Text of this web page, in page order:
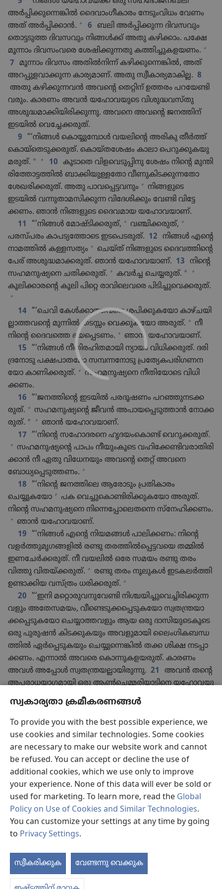
സ്വകാര്യതാ ക്രമീകരണങ്ങൾ
To provide you with the best possible experience, we
use cookies and similar technologies. Some cookies
are necessary to make our website work and cannot
be refused. You can accept or decline the use of
additional cookies, which we use only to improve
your experience. None of this data will ever be sold or
used for marketing. To learn more, read the Global
Policy on Use of Cookies and Similar Technologies.
You can customize your settings at any time by going
to Privacy Settings.
സ്വീകരിക്കുക വേണ്ടന്നു വെക്കുക
അർപ്പി​ക്കുന്നെ​ങ്കിൽ ദൈവാം​ഗീ​കാ​രം നേടും​വി​ധം വേണം
അത്‌ അർപ്പി​ക്കാൻ. + 6 ബലി അർപ്പി​ക്കുന്ന ദിവസ​വും
തൊട്ട​ടുത്ത ദിവസ​വും നിങ്ങൾക്ക്‌ അതു കഴിക്കാം. പക്ഷേ
മൂന്നാം ദിവസം​വരെ ശേഷി​ക്കു​ന്നതു കത്തിച്ചു​ക​ള​യണം. +
7 മൂന്നാം ദിവസം അതിൽനി​ന്ന്‌ കഴിക്കുന്നെ​ങ്കിൽ, അത്‌
അറപ്പു​ള​വാ​ക്കുന്ന കാര്യ​മാണ്‌. അതു സ്വീകാ​ര്യ​മാ​കില്ല. 8
അതു കഴിക്കു​ന്നവൻ അവന്റെ തെറ്റിന്‌ ഉത്തരം പറയേ​ണ്ടി​
വ​രും. കാരണം അവൻ യഹോ​വ​യു​ടെ വിശു​ദ്ധ​വ​സ്‌തു
അശുദ്ധ​മാ​ക്കി​യി​രി​ക്കു​ന്നു. അവനെ അവന്റെ ജനത്തിന്‌
ഇടയിൽ വെച്ചേ​ക്ക​രുത്‌.
9 “‘നിങ്ങൾ കൊയ്യു​മ്പോൾ വയലിന്റെ അരികു തീർത്ത്‌
കൊയ്‌തെ​ടു​ക്ക​രുത്‌. കൊയ്‌ത​ശേഷം കാലാ പെറു​ക്കു​ക​യു​
മ​രുത്‌. * + 10 കൂടാതെ വിള​വെ​ടു​പ്പി​നു ശേഷം നിന്റെ മുന്തി​
രിത്തോ​ട്ട​ത്തിൽ ബാക്കി​യു​ള്ള​തോ വീണു​കി​ട​ക്കു​ന്ന​തോ
ശേഖരി​ക്ക​രുത്‌. അതു പാവപ്പെട്ടവനും + നിങ്ങളു​ടെ
ഇടയിൽ വന്നുതാ​മ​സി​ക്കുന്ന വിദേ​ശി​ക്കും വേണ്ടി വിട്ടേ​
ക്കണം. ഞാൻ നിങ്ങളു​ടെ ദൈവ​മായ യഹോ​വ​യാണ്‌.
11
“‘നിങ്ങൾ മോഷ്ടി​ക്ക​രുത്‌, + വഞ്ചിക്ക​രുത്‌, +
പരസ്‌പരം കാപട്യത്തോ​ടെ ഇടപെ​ട​രുത്‌. 12 നിങ്ങൾ എന്റെ
നാമത്തിൽ കള്ളസത്യം + ചെയ്‌ത്‌ നിങ്ങളു​ടെ ദൈവ​ത്തി​ന്റെ
പേര്‌ അശുദ്ധ​മാ​ക്ക​രുത്‌. ഞാൻ യഹോ​വ​യാണ്‌. 13 നിന്റെ
സഹമനു​ഷ്യ​നെ ചതിക്ക​രുത്‌. + കവർച്ച ചെയ്യരു​ത്‌. * +
കൂലി​ക്കാ​രന്റെ കൂലി പിറ്റെ രാവിലെ​വരെ പിടി​ച്ചുവെ​ക്ക​രുത്‌.
+
14 “‘ചെവി കേൾക്കാ​ത്ത​വനെ ശപിക്കു​ക​യോ കാഴ്‌ച​യി​
ല്ലാ​ത്ത​വന്റെ മുന്നിൽ തടസ്സം വെക്കു​ക​യോ അരുത്‌. + നീ
നിന്റെ ദൈവത്തെ ഭയപ്പെ​ടണം. + ഞാൻ യഹോ​വ​യാണ്‌.
15 “‘നിങ്ങൾ നീതി​ര​ഹി​ത​മാ​യി ന്യായം വിധി​ക്ക​രുത്‌. ദരി​
ദ്രനോ​ടു പക്ഷപാ​ത​മോ സമ്പന്ന​നോ​ടു പ്രത്യേ​ക​പ​രി​ഗ​ണ​ന​
യോ കാണി​ക്ക​രുത്‌. + സഹമനു​ഷ്യ​നെ നീതിയോ​ടെ വിധി​
ക്കണം.
16 “‘ജനത്തിന്റെ ഇടയിൽ പരദൂ​ഷണം പറഞ്ഞു​ന​ട​ക്ക​
രുത്‌. + സഹമനു​ഷ്യ​ന്റെ ജീവൻ അപായപ്പെ​ടു​ത്താൻ നോക്ക​
രുത്‌. * + ഞാൻ യഹോ​വ​യാണ്‌.
17 “‘നിന്റെ സഹോ​ദ​രനെ ഹൃദയം​കൊ​ണ്ട്‌ വെറു​ക്ക​രുത്‌.
+ സഹമനു​ഷ്യ​ന്റെ പാപം നീയും​കൂ​ടെ വഹി​ക്കേ​ണ്ടി​വ​രാ​തി​രി​
ക്കാൻ നീ ഏതു വിധേ​ന​യും അവന്റെ തെറ്റ്‌ അവനെ
ബോധ്യപ്പെ​ടു​ത്തണം. +
18 “‘നിന്റെ ജനത്തിലെ ആരോ​ടും പ്രതി​കാ​രം
ചെയ്യുകയോ + പക വെച്ചുകൊ​ണ്ടി​രി​ക്കു​ക​യോ അരുത്‌.
നിന്റെ സഹമനു​ഷ്യ​നെ നിന്നെപ്പോലെ​തന്നെ സ്‌നേ​ഹി​ക്കണം.
+ ഞാൻ യഹോ​വ​യാണ്‌.
19 “‘നിങ്ങൾ എന്റെ നിയമങ്ങൾ പാലി​ക്കണം: നിന്റെ
വളർത്തു​മൃ​ഗ​ങ്ങ​ളിൽ രണ്ടു തരത്തിൽപ്പെ​ട്ട​വയെ തമ്മിൽ
ഇണചേർക്ക​രുത്‌. നീ വയലിൽ ഒരേ സമയം രണ്ടു തരം
വിത്തു വിതയ്‌ക്ക​രുത്‌. + രണ്ടു തരം നൂലുകൾ ഇടകലർത്തി
ഉണ്ടാക്കിയ വസ്‌ത്രം ധരിക്ക​രുത്‌. +
20 “‘ഇനി മറ്റൊ​രു​വ​നുവേണ്ടി നിശ്ചയി​ച്ചുവെ​ച്ചി​രി​ക്കു​ന്ന​
വ​ളും അതേസ​മയം, വീണ്ടെ​ടു​ക്കപ്പെ​ടു​ക​യോ സ്വത​ന്ത്ര​യാ​
ക്കപ്പെ​ടു​ക​യോ ചെയ്യാ​ത്ത​വ​ളും ആയ ഒരു ദാസി​യുടെ​കൂ​ടെ
ഒരു പുരുഷൻ കിടക്കു​ക​യും അവളു​മാ​യി ലൈം​ഗി​ക​ബ​ന്ധ​
ത്തിൽ ഏർപ്പെ​ടു​ക​യും ചെയ്യുന്നെ​ങ്കിൽ തക്ക ശിക്ഷ നടപ്പാ​
ക്കണം. എന്നാൽ അവരെ കൊന്നു​ക​ള​യ​രുത്‌. കാരണം
അവൾ അപ്പോൾ സ്വത​ന്ത്ര​യ​ല്ലാ​യി​രു​ന്നു. 21
അവൻ തന്റെ
അപരാ​ധ​യാ​ഗ​മാ​യി ഒരു ആൺചെ​മ്മ​രി​യാ​ടി​നെ യഹോ​വ​യു​
ടെ അടുത്ത്‌, സാന്നി​ധ്യ​കൂ​ടാ​ര​ത്തി​ന്റെ വാതിൽക്കൽ,
കൊണ്ടു​വ​രണം.
+
ഹി​തൻ യഹോ​വ​യു​ടെ സന്നിധി​യിൽ അപരാ​ധ​യാ​ഗ​ത്തി​ന്റെ
ആൺചെ​മ്മ​രി​യാ​ടിനെക്കൊണ്ട്‌ അവനു പാപപ​രി​ഹാ​രം
വരുത്തും. അങ്ങനെ അവൻ ചെയ്‌ത പാപത്തി​നു ക്ഷമ
കിട്ടും.
23 “‘നിങ്ങൾ ദേശത്ത്‌ എത്തിയ​ശേഷം ആഹാര​ത്തി​നാ​
യി ഏതെങ്കി​ലും ഫലവൃക്ഷം നട്ടാൽ അതിന്റെ ഫലം മലിന​
വും വിലക്കപ്പെ​ട്ട​തും ആയി * കണക്കാ​ക്കണം. മൂന്നു വർഷ​
ത്തേക്ക്‌ അതിന്റെ ഫലം വിലക്കപ്പെ​ട്ട​താ​യി​രി​ക്കും. *അതു
കഴിക്ക​രുത്‌. 24 എന്നാൽ, നാലാം വർഷം അതിന്റെ ഫലം
മുഴു​വ​നും വിശു​ദ്ധ​മാ​യി കണക്കാക്കി ആഘോ​ഷത്തോ​ടെ
നിനക്ക്‌ അതിന്റെ ഫലം കഴിക്കാം. അങ്ങനെ അതിന്റെ ഫലം
നിന്റെ വിള​യോ​ടു ചേരും. ഞാൻ നിന്റെ ദൈവ​മായ യഹോ​വ​
യാണ്‌.